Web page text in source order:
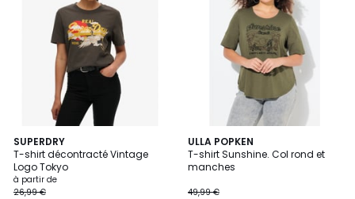
SUPERDRY
T-shirt décontracté Vintage
Logo Tokyo
à partir de
26,99 €
5
Couleurs
ULLA POPKEN
T-shirt Sunshine. Col rond et
manches
49,99 €